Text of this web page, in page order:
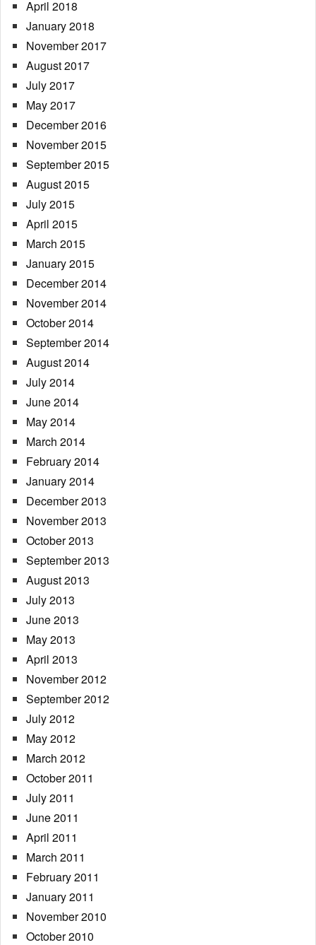
April 2018
January 2018
November 2017
August 2017
July 2017
May 2017
December 2016
November 2015
September 2015
August 2015
July 2015
April 2015
March 2015
January 2015
December 2014
November 2014
October 2014
September 2014
August 2014
July 2014
June 2014
May 2014
March 2014
February 2014
January 2014
December 2013
November 2013
October 2013
September 2013
August 2013
July 2013
June 2013
May 2013
April 2013
November 2012
September 2012
July 2012
May 2012
March 2012
October 2011
July 2011
June 2011
April 2011
March 2011
February 2011
January 2011
November 2010
October 2010